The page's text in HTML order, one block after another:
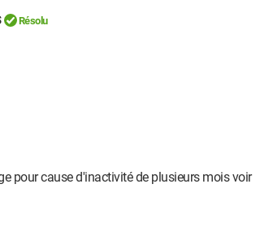
Résolu
pour cause d'inactivité de plusieurs mois voir